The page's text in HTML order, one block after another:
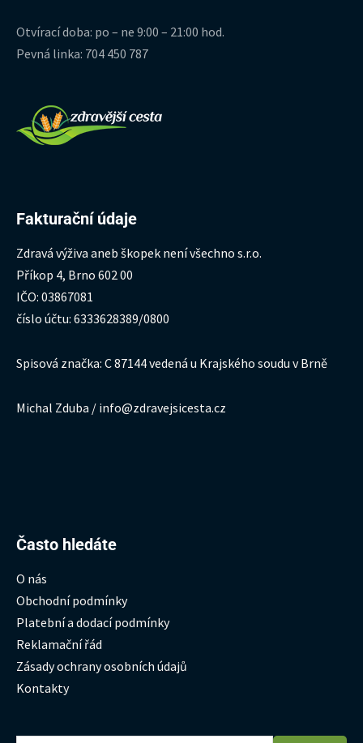
Otvírací doba: po – ne 9:00 – 21:00 hod.
Pevná linka: 704 450 787
Fakturační údaje
Zdravá výživa aneb škopek není všechno s.r.o.
Příkop 4, Brno 602 00
IČO: 03867081
číslo účtu: 6333628389/0800
Spisová značka: C 87144 vedená u Krajského soudu v Brně
Michal Zduba / info@zdravejsicesta.cz
Často hledáte
O nás
Obchodní podmínky
Platební a dodací podmínky
Reklamační řád
Zásady ochrany osobních údajů
Kontakty
Hledat: